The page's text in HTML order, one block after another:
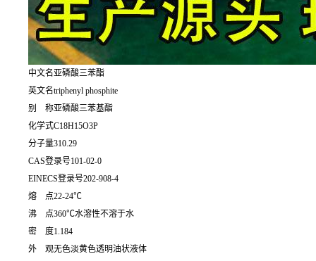
中文名亚磷酸三苯酯
英文名triphenyl phosphite
别 称亚磷酸三苯基酯
化学式C18H15O3P
分子量310.29
CAS登录号101-02-0
EINECS登录号202-908-4
熔 点22-24℃
沸 点360℃水溶性不溶于水
密 度1.184
外 观无色淡黄色透明油状液体